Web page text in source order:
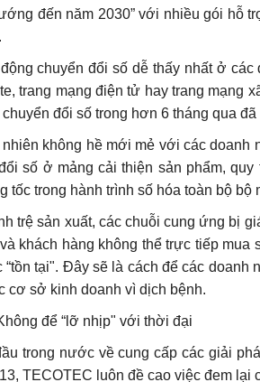
đến năm 2030” với nhiều gói hỗ
chuyển đổi số dễ thấy nhất ở
trang mạng điện tử hay trang mạng
đổi số trong hơn 6 tháng qua
không hề mới mẻ với các
số ở mảng cải thiện sản phẩm,
tốc trong hành trình số hóa toàn bộ
trệ sản xuất, các chuỗi cung ứng bị
khách hàng không thể trực tiếp
tại". Đây sẽ là cách để các
cơ sở kinh doanh vì dịch bệnh.
để “lỡ nhịp" với thời đại
trong nước về cung cấp các giải
TECOTEC luôn đề cao việc đem